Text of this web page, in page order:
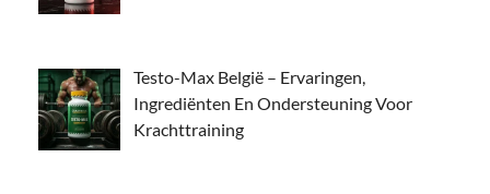
Testo-Max België – Ervaringen,
Ingrediënten En Ondersteuning Voor
Krachttraining